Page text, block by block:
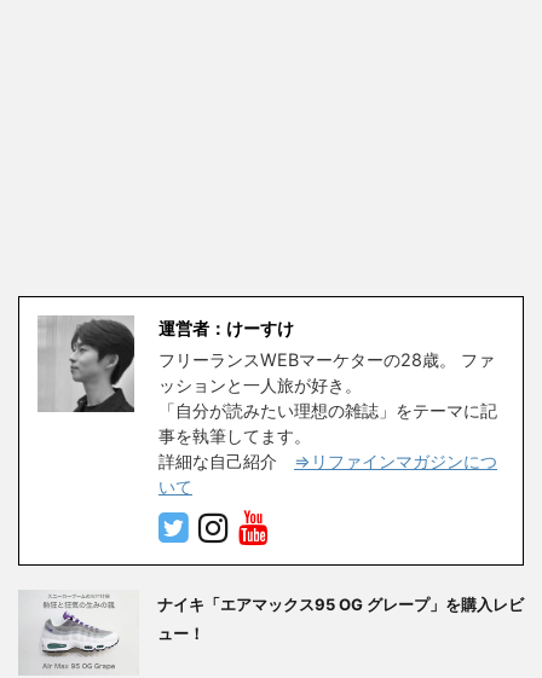
運営者：けーすけ
フリーランスWEBマーケターの28歳。 ファ
ッションと一人旅が好き。
「自分が読みたい理想の雑誌」をテーマに記
事を執筆してます。
詳細な自己紹介 ⇒リファインマガジンにつ
いて
ナイキ「エアマックス95 OG グレープ」を購入レビ
ュー！